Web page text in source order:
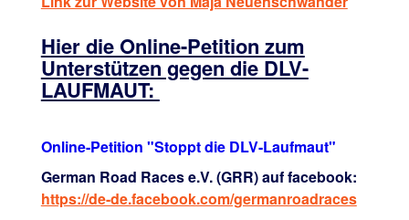
Hier die Online-Petition zum
Unterstützen gegen die DLV-
LAUFMAUT:
Online-Petition "Stoppt die DLV-Laufmaut"
German Road Races e.V. (GRR) auf facebook:
https://de-de.facebook.com/germanroadraces